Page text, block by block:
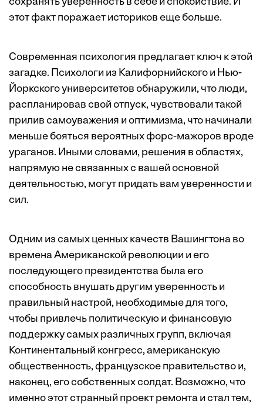
этот факт поражает историков еще больше.
Современная психология предлагает ключ к этой
загадке. Психологи из Калифорнийского и Нью-
Йоркского университетов обнаружили, что люди,
распланировав свой отпуск, чувствовали такой
прилив самоуважения и оптимизма, что начинали
меньше бояться вероятных форс-мажоров вроде
ураганов. Иными словами, решения в областях,
напрямую не связанных с вашей основной
деятельностью, могут придать вам уверенности и
сил.
Одним из самых ценных качеств Вашингтона во
времена Американской революции и его
последующего президентства была его
способность внушать другим уверенность и
правильный настрой, необходимые для того,
чтобы привлечь политическую и финансовую
поддержку самых различных групп, включая
Континентальный конгресс, американскую
общественность, французское правительство и,
наконец, его собственных солдат. Возможно, что
именно этот странный проект ремонта и стал тем,